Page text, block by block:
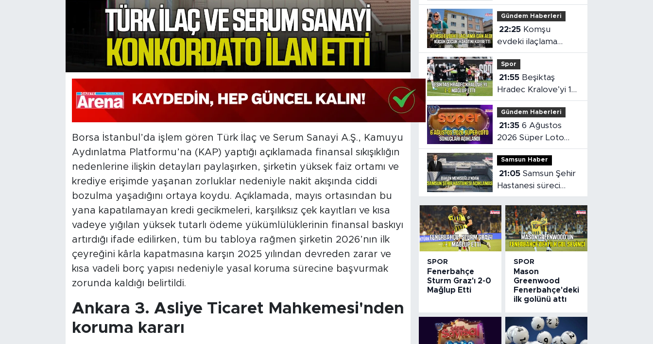
Borsa İstanbul’da işlem gören Türk İlaç ve Serum Sanayi A.Ş., Kamuyu
Aydınlatma Platformu’na (KAP) yaptığı açıklamada finansal sıkışıklığın
nedenlerine ilişkin detayları paylaşırken, şirketin yüksek faiz ortamı ve
krediye erişimde yaşanan zorluklar nedeniyle nakit akışında ciddi
bozulma yaşadığını ortaya koydu. Açıklamada, mayıs ortasından bu
yana kapatılamayan kredi gecikmeleri, karşılıksız çek kayıtları ve kısa
vadeye yığılan yüksek tutarlı ödeme yükümlülüklerinin finansal baskıyı
artırdığı ifade edilirken, tüm bu tabloya rağmen şirketin 2026’nın ilk
çeyreğini kârla kapatmasına karşın 2025 yılından devreden zarar ve
kısa vadeli borç yapısı nedeniyle yasal koruma sürecine başvurmak
zorunda kaldığı belirtildi.
Ankara 3. Asliye Ticaret Mahkemesi'nden
koruma kararı
merkezine
dönüştürüldü
Gündem Haberleri
22:25
evdeki ilaçlama
küçük çocuğun
ölümüne neden oldu
Spor
21:55
Hradec Kralove’yi 1-
0 mağlup etti
Gündem Haberleri
21:35 6 Ağustos
2026 Süper Loto
sonuçları açıklandı
Samsun Haber
21:05 Samsun Şehir
Hastanesi süreci
masaya yatırıldı
SPOR
Fenerbahçe
Sturm Graz'ı 2-0
Mağlup Etti
SPOR
Mason
Greenwood
Fenerbahçe'deki
ilk golünü attı